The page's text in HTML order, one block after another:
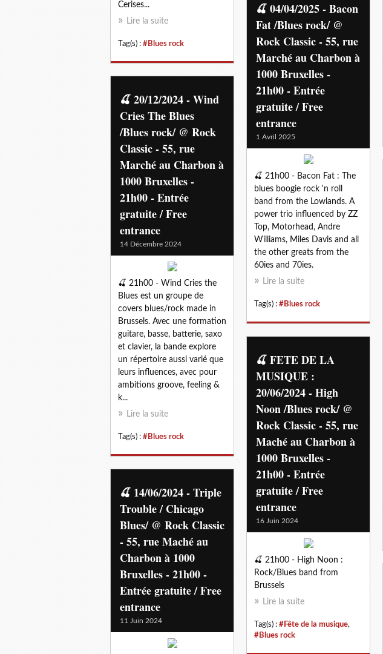
Cerises...
Lire la suite
Tag(s) : #Blues rock
🍒 04/04/2025 - Bacon
Fat /Blues rock/ @
Rock Classic - 55, rue
Marché au Charbon à
1000 Bruxelles -
21h00 - Entrée
gratuite / Free
entrance
1 Avril 2025
🍒 21h00 - Bacon Fat : The
blues boogie rock 'n roll
band from the Lowlands. A
power trio influenced by ZZ
Top, Motorhead, Andre
Williams, Miles Davis and all
the other greats from the
60ies and 70ies.
Lire la suite
Tag(s) : #Blues rock
🍒 20/12/2024 - Wind
Cries The Blues
/Blues rock/ @ Rock
Classic - 55, rue
Marché au Charbon à
1000 Bruxelles -
21h00 - Entrée
gratuite / Free
entrance
14 Décembre 2024
🍒 21h00 - Wind Cries the
Blues est un groupe de
covers blues/rock made in
Brussels. Avec une formation
guitare, basse, batterie, saxo
et clavier, la bande explore
un répertoire aussi varié que
leurs influences, avec pour
ambitions groove, feeling &
k...
Lire la suite
Tag(s) : #Blues rock
🍒 FETE DE LA
MUSIQUE :
20/06/2024 - High
Noon /Blues rock/ @
Rock Classic - 55, rue
Maché au Charbon à
1000 Bruxelles -
21h00 - Entrée
gratuite / Free
entrance
16 Juin 2024
🍒 21h00 - High Noon :
Rock/Blues band from
Brussels
Lire la suite
Tag(s) : #Fête de la musique,
#Blues rock
🍒 14/06/2024 - Triple
Trouble / Chicago
Blues/ @ Rock Classic
- 55, rue Maché au
Charbon à 1000
Bruxelles - 21h00 -
Entrée gratuite / Free
entrance
11 Juin 2024